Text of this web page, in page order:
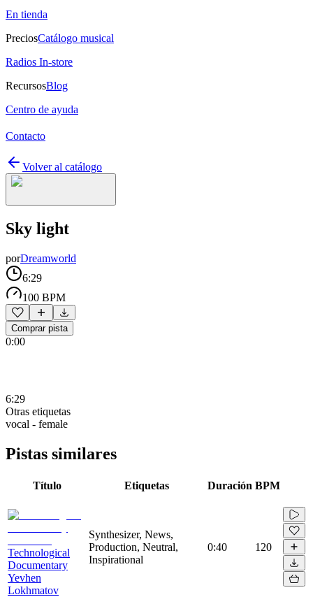
En tienda
PreciosCatálogo musical
Radios In-store
RecursosBlog
Centro de ayuda
Contacto
Volver al catálogo
Sky light
porDreamworld
6:29
100 BPM
Comprar pista
0:00
6:29
Otras etiquetas
vocal - female
Pistas similares
Título Etiquetas Duración BPM
Technological
Documentary
Yevhen
Lokhmatov
Synthesizer, News,
Production, Neutral,
Inspirational
0:40 120